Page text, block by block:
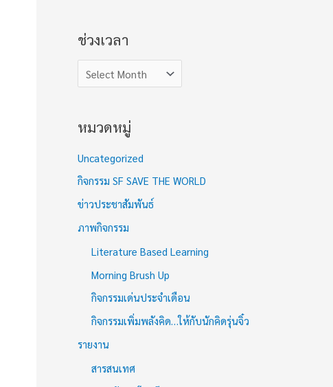
ช่วงเวลา
หมวดหมู่
Uncategorized
กิจกรรม SF SAVE THE WORLD
ข่าวประชาสัมพันธ์
ภาพกิจกรรม
Literature Based Learning
Morning Brush Up
กิจกรรมเด่นประจำเดือน
กิจกรรมเพิ่มพลังคิด…ให้กับนักคิดรุ่นจิ๋ว
รายงาน
สารสนเทศ